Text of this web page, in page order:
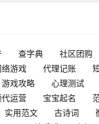
查字典 社区团购
游戏
代理记账
游戏攻略
心理测试
运营
宝宝起名
实用范文
古诗词